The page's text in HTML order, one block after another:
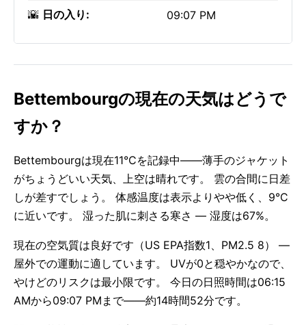
🌇 日の入り: 09:07 PM
Bettembourgの現在の天気はどうで
すか？
Bettembourgは現在11°Cを記録中——薄手のジャケット
がちょうどいい天気、上空は晴れです。 雲の合間に日差
しが差すでしょう。 体感温度は表示よりやや低く、9°C
に近いです。 湿った肌に刺さる寒さ — 湿度は67%。
現在の空気質は良好です（US EPA指数1、PM2.5 8） —
屋外での運動に適しています。 UVが0と穏やかなので、
やけどのリスクは最小限です。 今日の日照時間は06:15
AMから09:07 PMまで——約14時間52分です。